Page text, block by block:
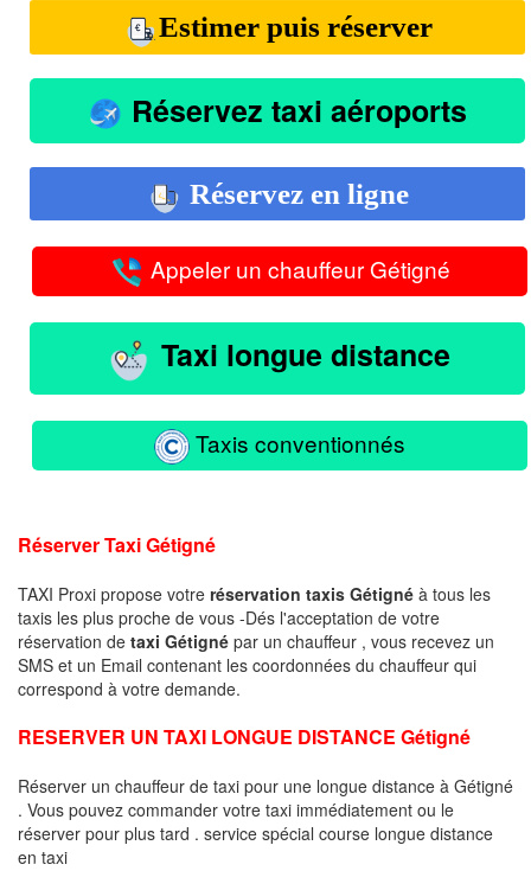
Estimer puis réserver
Réservez taxi aéroports
Réservez en ligne
Appeler un chauffeur Gétigné
Taxi longue distance
Taxis conventionnés
Réserver Taxi Gétigné
TAXI Proxi propose votre réservation taxis Gétigné à tous les
taxis les plus proche de vous -Dés l'acceptation de votre
réservation de taxi Gétigné par un chauffeur , vous recevez un
SMS et un Email contenant les coordonnées du chauffeur qui
correspond à votre demande.
RESERVER UN TAXI LONGUE DISTANCE Gétigné
Réserver un chauffeur de taxi pour une longue distance à Gétigné
. Vous pouvez commander votre taxi immédiatement ou le
réserver pour plus tard . service spécial course longue distance
en taxi